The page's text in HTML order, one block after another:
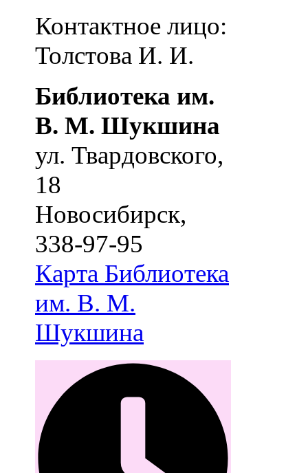
Контактное лицо:
Толстова И. И.
Библиотека им.
В. М. Шукшина
ул. Твардовского,
18
Новосибирск,
338-97-95
Карта Библиотека
им. В. М.
Шукшина